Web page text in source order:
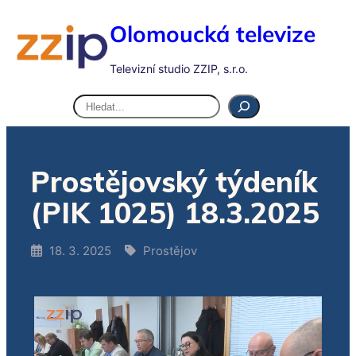
Olomoucká televize
Televizní studio ZZIP, s.r.o.
Hledat
Prostějovský týdeník
(PIK 1025) 18.3.2025
18. 3. 2025 Prostějov